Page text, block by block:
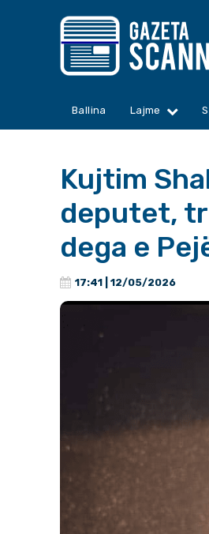
Ballina Lajme
Kujtim
deputet,
dega e
17:41 | 12/05/2026